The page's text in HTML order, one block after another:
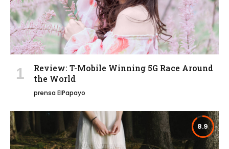
Review: T-Mobile Winning 5G Race Around
the World
prensa ElPapayo
8.9